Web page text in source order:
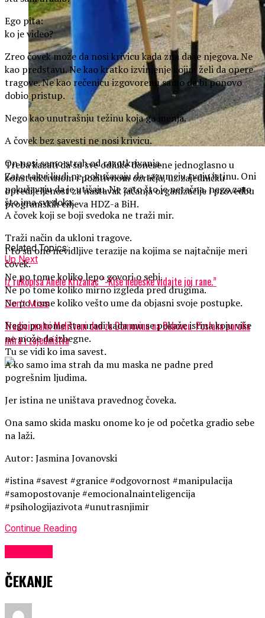
Treba kazati da su sve odluke donesene jednoglasno u
konstruktivnom i pozitivnom ozračju, uz zajedničku
opredijeljenost za nastavak jačanja organizacije i provedbu
programskih ciljeva HDZ-a BiH.
Related Topics:
Up Next
Iz rukopisa Anele Križanac “-Kiše nebeske vidajte joj rane.”
Don't Miss
Tradicionalni Molitveni dan za Domovinu na Bobovcu: Poslana poruka
mira i zajedništva
Ego pita:
ko je video?
Zreo čovek može da nosi krivicu kada zna da je njegova. Ne
kao predstavu. Ne kao kratko izvinjenje kojim želi da opere
tragove. Ne kao rečenicu izgovorenu samo da bi ponovo
dobio pristup.
Nego kao unutrašnju težinu koja ga menja.
A čovek bez savesti ne nosi krivicu.
On nosi samo strah od razotkrivanja.
Zato takvi ljudi ne pokušavaju da razumeju tvoju istinu. Oni
pokušavaju da je utišaju. Ne zato što je netačna, nego zato
što ima svedoka.
A čovek koji se boji svedoka ne traži mir.
Traži način da ukloni tragove.
I to su one nevidljive terazije na kojima se najtačnije meri
čovek.
Ne po tome koliko lepo govori o sebi.
Ne po tome koliko mirno izgleda pred drugima.
Ne po tome koliko vešto ume da objasni svoje postupke.
Nego po tome šta uradi kada mu se pokaže istina koju više
ne može da izbegne.
Tu se vidi ko ima savest.
A ko samo ima strah da mu maska ne padne pred
pogrešnim ljudima.
Jer istina ne uništava pravednog čoveka.
Ona samo skida masku onome ko je od početka gradio sebe
na laži.
Autor: Jasmina Jovanovski
#istina #savest #granice #odgovornost #manipulacija
#samopostovanje #emocionalnainteligencija
#psihologijazivota #unutrasnjimir
Continue Reading
ČEKANJE